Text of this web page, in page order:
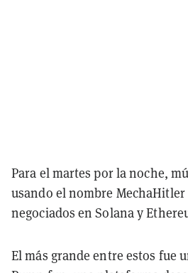
Para el martes por la noche,
usando el nombre
negociados en Solana y
El más grande entre estos fue